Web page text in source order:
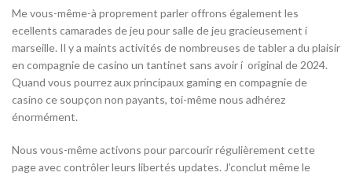
Me vous-même-à proprement parler offrons également les
ecellents camarades de jeu pour salle de jeu gracieusement í
marseille. Il y a maints activités de nombreuses de tabler a du plaisir
en compagnie de casino un tantinet sans avoir í original de 2024.
Quand vous pourrez aux principaux gaming en compagnie de
casino ce soupçon non payants, toi-même nous adhérez
énormément.
Nous vous-même activons pour parcourir régulièrement cette
page avec contrôler leurs libertés updates. J’conclut même le